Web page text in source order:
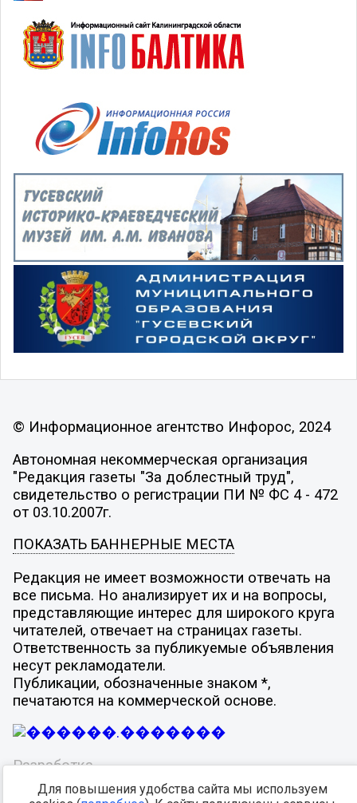
© Информационное агентство Инфорос, 2024
Автономная некоммерческая организация
"Редакция газеты "За доблестный труд",
свидетельство о регистрации ПИ № ФС 4 - 472
от 03.10.2007г.
ПОКАЗАТЬ БАННЕРНЫЕ МЕСТА
Редакция не имеет возможности отвечать на
все письма. Но анализирует их и на вопросы,
представляющие интерес для широкого круга
читателей, отвечает на страницах газеты.
Ответственность за публикуемые объявления
несут рекламодатели.
Публикации, обозначенные знаком *,
печатаются на коммерческой основе.
Разработка -
Для повышения удобства сайта мы используем